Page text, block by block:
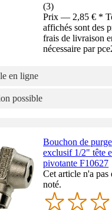
(3)
Prix — 2,85 € *
affichés sont des
frais de livraison
nécessaire par pce
en ligne
possible
Bouchon de
exclusif 1/2" tête
pivotante F10627
Cet article n'a pas
noté.